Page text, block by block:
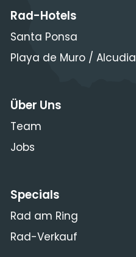
Rad-Hotels
Santa Ponsa
Playa de Muro / Alcudia
Über Uns
Team
Jobs
Specials
Rad am Ring
Rad-Verkauf